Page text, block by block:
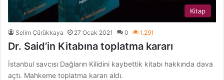
Kitap
Selim Çürükkaya 27 Ocak 2021 0 1.291
Dr. Said’in Kitabına toplatma kararı
İstanbul savcısı Dağların Kilidini kaybettik kitabı hakkında dava
açtı. Mahkeme toplatma kararı aldı.